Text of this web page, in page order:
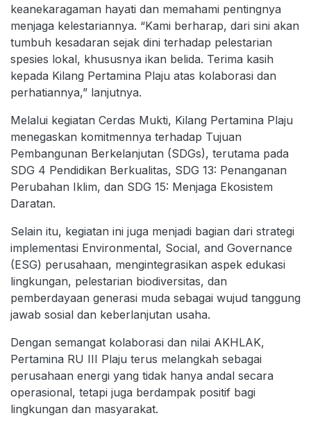
keanekaragaman hayati dan memahami pentingnya
menjaga kelestariannya. “Kami berharap, dari sini akan
tumbuh kesadaran sejak dini terhadap pelestarian
spesies lokal, khususnya ikan belida. Terima kasih
kepada Kilang Pertamina Plaju atas kolaborasi dan
perhatiannya,” lanjutnya.
Melalui kegiatan Cerdas Mukti, Kilang Pertamina Plaju
menegaskan komitmennya terhadap Tujuan
Pembangunan Berkelanjutan (SDGs), terutama pada
SDG 4 Pendidikan Berkualitas, SDG 13: Penanganan
Perubahan Iklim, dan SDG 15: Menjaga Ekosistem
Daratan.
Selain itu, kegiatan ini juga menjadi bagian dari strategi
implementasi Environmental, Social, and Governance
(ESG) perusahaan, mengintegrasikan aspek edukasi
lingkungan, pelestarian biodiversitas, dan
pemberdayaan generasi muda sebagai wujud tanggung
jawab sosial dan keberlanjutan usaha.
Dengan semangat kolaborasi dan nilai AKHLAK,
Pertamina RU III Plaju terus melangkah sebagai
perusahaan energi yang tidak hanya andal secara
operasional, tetapi juga berdampak positif bagi
lingkungan dan masyarakat.